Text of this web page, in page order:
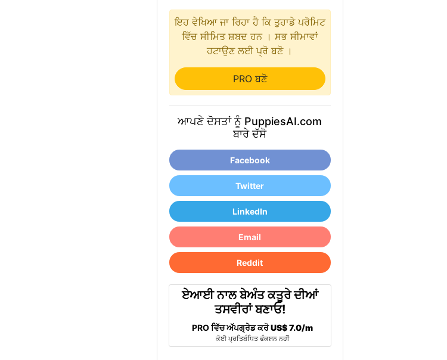
ਇਹ ਵੇਖਿਆ ਜਾ ਰਿਹਾ ਹੈ ਕਿ ਤੁਹਾਡੇ ਪਰੋਮਿਟ
ਵਿੱਚ ਸੀਮਿਤ ਸ਼ਬਦ ਹਨ । ਸਭ ਸੀਮਾਵਾਂ
ਹਟਾਉਣ ਲਈ ਪ੍ਰੋ ਬਣੋ ।
PRO ਬਣੋ
ਆਪਣੇ ਦੋਸਤਾਂ ਨੂੰ PuppiesAI.com
ਬਾਰੇ ਦੱਸੋ
Facebook
Twitter
LinkedIn
Email
Reddit
ਏਆਈ ਨਾਲ ਬੇਅੰਤ ਕਤੂਰੇ ਦੀਆਂ
ਤਸਵੀਰਾਂ ਬਣਾਓ!
PRO ਵਿੱਚ ਅੱਪਗ੍ਰੇਡ ਕਰੋUS$ 7.0/m
ਕੋਈ ਪ੍ਰਤਿਬੰਧਿਤ ਫੰਕਸ਼ਨ ਨਹੀਂ